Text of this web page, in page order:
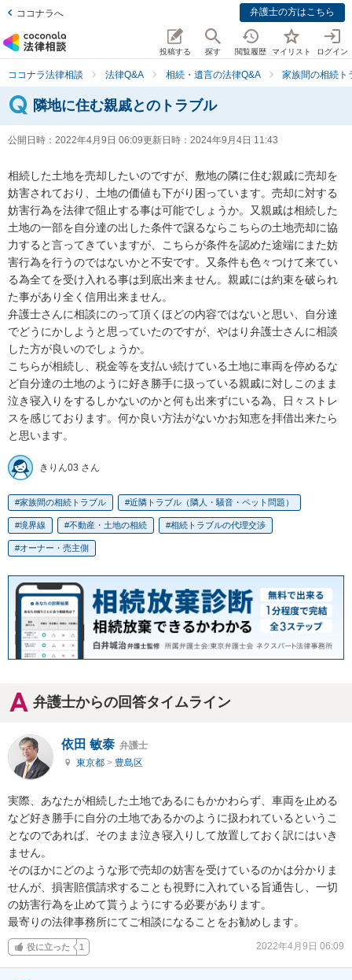
ココナラへ 弁護士の方はこちら
投稿する 探す 閲覧履歴 マイリスト ログイン
ココナラ法律相談 法律Q&A 相続・遺言の法律Q&A 家族間の相続ト
隣地に住む親戚とのトラブル
公開日時： 2022年4月9日 06:09更新日時： 2024年9月4日 11:43
相続した土地を売却したいのですが、敷地の隣に住む親戚に売却を
妨害されており、土地の価値も下がり困っています。売却に対する
妨害行為を法律で阻止する事は可能でしょうか。又親戚は相続した
土地の一部を自分達の出した条件で譲るならこちらの土地売却に協
力すると言ってきていますが、こちらが条件を認めた途端にまた妨
害行為を行うのではないかと不安です。又条件も色々つけて来てい
る為全てを受け入れる事は到底出来ません。親戚には約束を破られ
た事があり全く信用出来ません。
弁護士さんに相談にのって頂くほどの内容ではないと思い、自分達
でどうにかしようと思っていたのですが、やはり弁護士さんに相談
した方が良いのでしょうか。
こちらが相続し、税金等を支払い続けている土地に車両を停めるな
ど自分達の土地のように好き勝手に扱っている親戚に対しこのまま
泣き寝入りをするしかないのかと何も出来ずにいる為、日々ストレ
スを感じております。何か良い方法がないかお知恵を拝借出来たら
と思います。
きりん03 さん
家族間の相続トラブル 近隣トラブル（隣人・騒音・ペット問題）
境界線 不動産・土地の相続 相続トラブルの代理交渉
オーナー・売主側
弁護士からの回答タイムライン
依田 敏泰 弁護士
東京都 > 豊島区
実際、あなたが相続した土地であるにもかかわらず、車両を止める
など好き勝手に自分の土地であるかのように扱われているというこ
となのであれば、そのまま泣き寝入りして放置しておく訳にはいき
ません。
そのほかにどのような形で売却の妨害を受けているのかは分かりま
せんが、損害賠償請求することも視野に入れている旨通告し、一切
の妨害行為を止めて貰うようにする必要があります。
最寄りの法律事務所にてご相談になることをお勧めします。
役に立った 1 2022年4月9日 06:09